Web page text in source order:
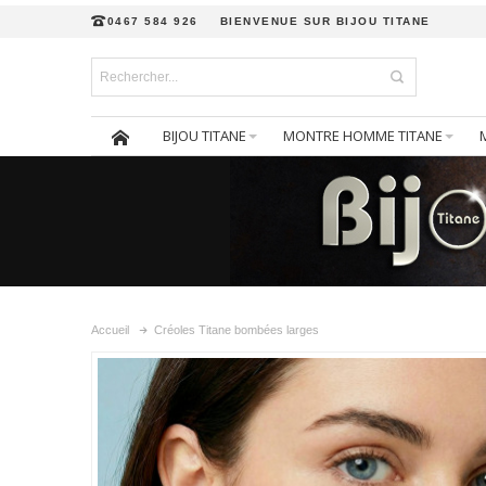
0467 584 926 BIENVENUE SUR BIJOU TITANE
BIJOU TITANE MONTRE HOMME TITANE
Accueil Créoles Titane bombées larges